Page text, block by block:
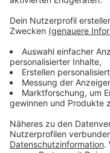
Weitere Infos
Anzeige
Die Meldung der
Leitfaden der
Labor zu starten